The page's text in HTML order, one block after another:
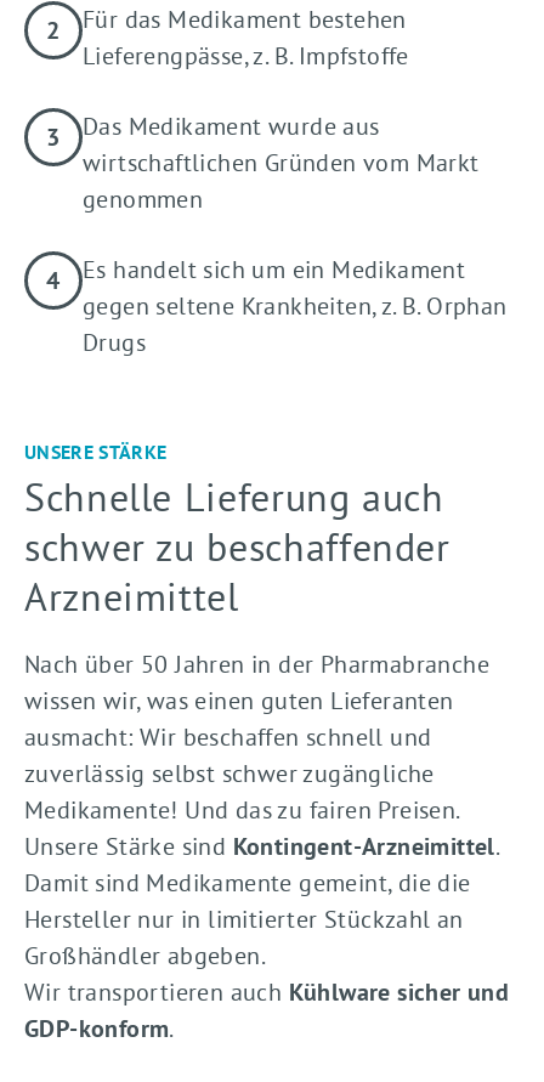
Für das Medikament bestehen
Lieferengpässe, z. B. Impfstoffe
Das Medikament wurde aus
wirtschaftlichen Gründen vom Markt
genommen
Es handelt sich um ein Medikament
gegen seltene Krankheiten, z. B. Orphan
Drugs
UNSERE STÄRKE
Schnelle Lieferung auch
schwer zu beschaffender
Arzneimittel
Nach über 50 Jahren in der Pharmabranche
wissen wir, was einen guten Lieferanten
ausmacht: Wir beschaffen schnell und
zuverlässig selbst schwer zugängliche
Medikamente! Und das zu fairen Preisen.
Unsere Stärke sind Kontingent-Arzneimittel.
Damit sind Medikamente gemeint, die die
Hersteller nur in limitierter Stückzahl an
Großhändler abgeben.
Wir transportieren auch Kühlware sicher und
GDP-konform.